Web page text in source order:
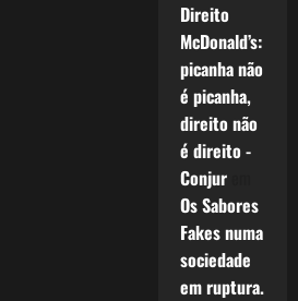
Direito
McDonald’s:
picanha não
é picanha,
direito não
é direito -
Conjurem
Os Sabores
Fakes numa
sociedade
em ruptura.